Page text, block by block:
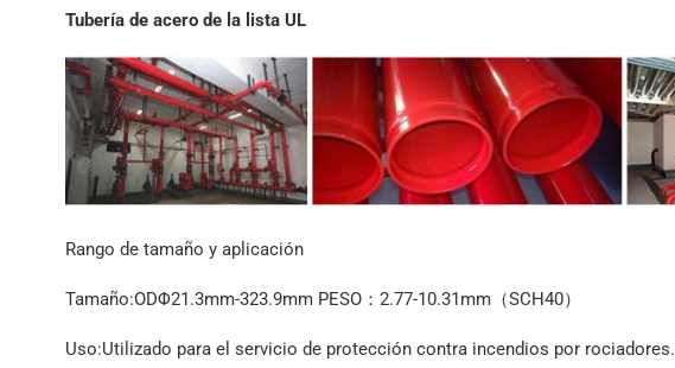
Tubo de acero A252
EN 10219 Tubo soldado
Tubería de acero de la lista UL
Rango de tamaño y aplicación
Tamaño:ODΦ21.3mm-323.9mm PESO：2.77-10.31mm（SCH40）
Uso:Utilizado para el servicio de protección contra incendios por rociadores.